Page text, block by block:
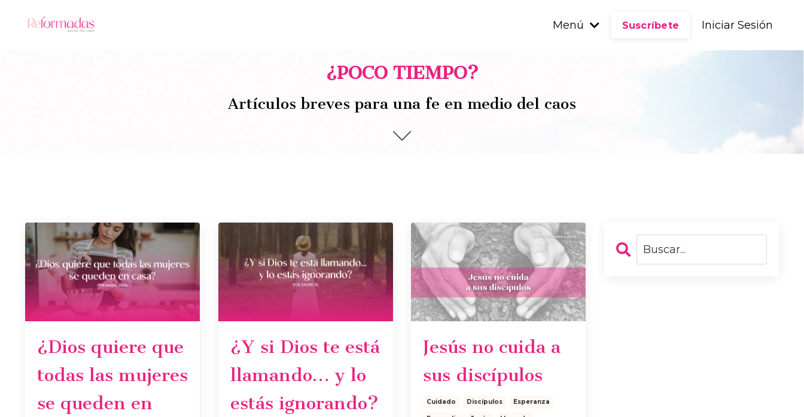
Menú Suscríbete Iniciar Sesión
¿POCO TIEMPO?
Artículos breves para una fe en medio del caos
¿Dios quiere que
todas las mujeres
se queden en
¿Y si Dios te está
llamando… y lo
estás ignorando?
Jesús no cuida a
sus discípulos
Cuidado Discípulos Esperanza